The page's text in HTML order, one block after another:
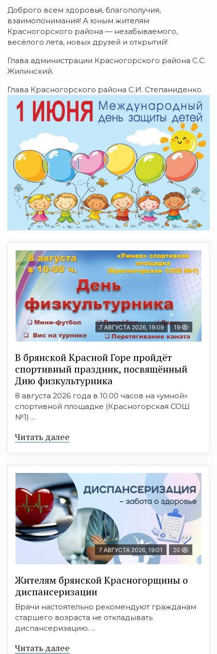
Доброго всем здоровья, благополучия,
взаимопонимания! А юным жителям
Красногорского района — незабываемого,
весёлого лета, новых друзей и открытий!
Глава администрации Красногорского района С.С.
Жилинский.
Глава Красногорского района С.И. Степаниденко.
7 АВГУСТА 2026, 19:09 19
В брянской Красной Горе пройдёт
спортивный праздник, посвящённый
Дню физкультурника
8 августа 2026 года в 10.00 часов на «умной»
спортивной площадке (Красногорская СОШ
№1) ...
Читать далее
7 АВГУСТА 2026, 19:01 20
Жителям брянской Красногорщины о
диспансеризации
Врачи настоятельно рекомендуют гражданам
старшего возраста не откладывать
диспансеризацию. ...
Читать далее